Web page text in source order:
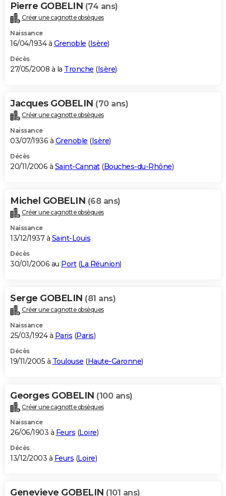
Pierre GOBELIN (74 ans)
Créer une cagnotte obsèques
Naissance
16/04/1934 à Grenoble (Isère)
Décès
27/05/2008 à la Tronche (Isère)
Jacques GOBELIN (70 ans)
Créer une cagnotte obsèques
Naissance
03/07/1936 à Grenoble (Isère)
Décès
20/11/2006 à Saint-Cannat(Bouches-du-Rhône)
Michel GOBELIN (68 ans)
Créer une cagnotte obsèques
Naissance
13/12/1937 à Saint-Louis
Décès
30/01/2006 au Port(La Réunion)
Serge GOBELIN (81 ans)
Créer une cagnotte obsèques
Naissance
25/03/1924 à Paris (Paris)
Décès
19/11/2005 à Toulouse (Haute-Garonne)
Georges GOBELIN (100 ans)
Créer une cagnotte obsèques
Naissance
26/06/1903 à Feurs (Loire)
Décès
13/12/2003 à Feurs (Loire)
Genevieve GOBELIN (101 ans)